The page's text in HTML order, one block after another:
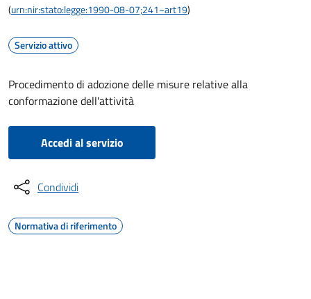
(urn:nir:stato:legge:1990-08-07;241~art19)
Servizio attivo
Procedimento di adozione delle misure relative alla
conformazione dell'attività
Accedi al servizio
Condividi
Normativa di riferimento